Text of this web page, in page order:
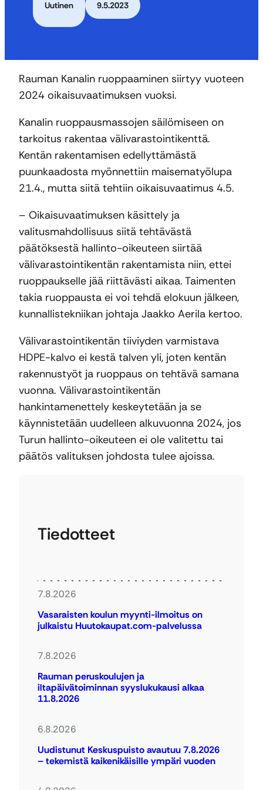
Uutinen 9.5.2023
Rauman Kanalin ruoppaaminen siirtyy vuoteen
2024 oikaisuvaatimuksen vuoksi.
Kanalin ruoppausmassojen säilömiseen on
tarkoitus rakentaa välivarastointikenttä.
Kentän rakentamisen edellyttämästä
puunkaadosta myönnettiin maisematyölupa
21.4., mutta siitä tehtiin oikaisuvaatimus 4.5.
– Oikaisuvaatimuksen käsittely ja
valitusmahdollisuus siitä tehtävästä
päätöksestä hallinto-oikeuteen siirtää
välivarastointikentän rakentamista niin, ettei
ruoppaukselle jää riittävästi aikaa. Taimenten
takia ruoppausta ei voi tehdä elokuun jälkeen,
kunnallistekniikan johtaja Jaakko Aerila kertoo.
Välivarastointikentän tiiviyden varmistava
HDPE-kalvo ei kestä talven yli, joten kentän
rakennustyöt ja ruoppaus on tehtävä samana
vuonna. Välivarastointikentän
hankintamenettely keskeytetään ja se
käynnistetään uudelleen alkuvuonna 2024, jos
Turun hallinto-oikeuteen ei ole valitettu tai
päätös valituksen johdosta tulee ajoissa.
Tiedotteet
7.8.2026
Vasaraisten koulun myynti-ilmoitus on
julkaistu Huutokaupat.com-palvelussa
7.8.2026
Rauman peruskoulujen ja
iltapäivätoiminnan syyslukukausi alkaa
11.8.2026
6.8.2026
Uudistunut Keskuspuisto avautuu 7.8.2026
– tekemistä kaikenikäisille ympäri vuoden